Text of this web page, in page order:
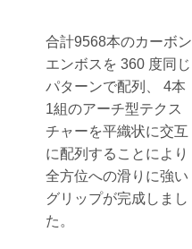
合計9568本のカーボン
エンボスを 360 度同じ
パターンで配列、 4本
1組のアーチ型テクス
チャーを平織状に交互
に配列することにより
全方位への滑りに強い
グリップが完成しまし
た。